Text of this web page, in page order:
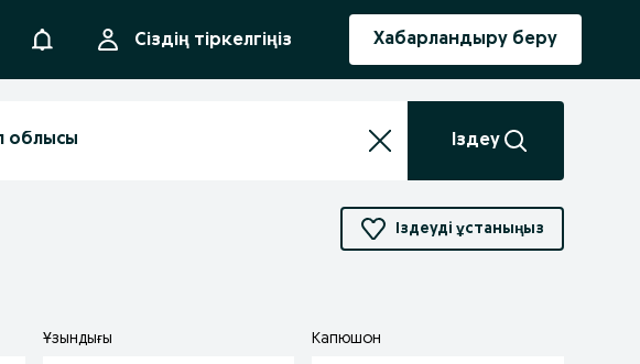
АқпараттандыруСіздің тіркелгіңіз Хабарландыру беру
Іздеу
Іздеуді ұстаныңыз
Ұзындығы Капюшон